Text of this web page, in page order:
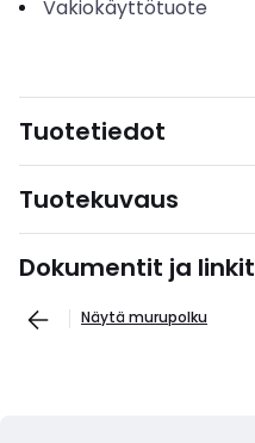
Vakiokäyttötuote
Tuotetiedot
Tuotekuvaus
Dokumentit ja linkit
Näytä murupolku